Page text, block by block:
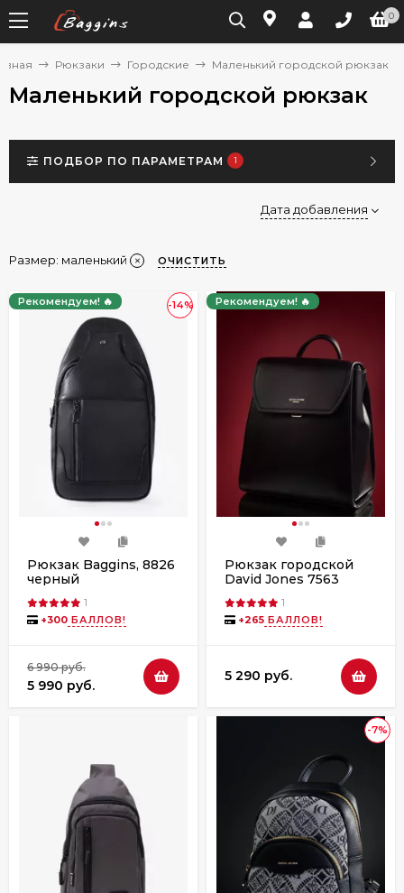
0
Рюкзаки Городские Маленький городской рюкзак
Маленький городской рюкзак
ПОДБОР ПО ПАРАМЕТРАМ 1
Дата добавления
Размер: маленький ОЧИСТИТЬ
-14%
Рекомендуем! 🔥
Рюкзак Baggins, 8826
черный
1
+300 БАЛЛОВ!
6 990 руб.
5 990 руб.
Рекомендуем! 🔥
Рюкзак городской
David Jones 7563
1
+265 БАЛЛОВ!
5 290 руб.
-7%